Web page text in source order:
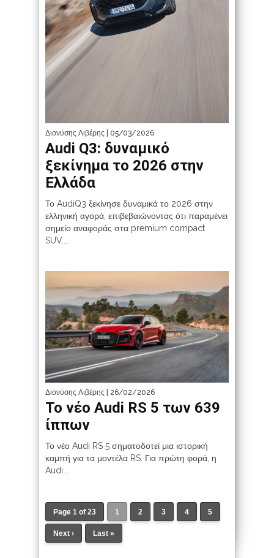
Διονύσης Λιβέρης | 05/03/2026
Audi Q3: δυναμικό
ξεκίνημα το 2026 στην
Ελλάδα
Το AudiQ3 ξεκίνησε δυναμικά το 2026 στην
ελληνική αγορά, επιβεβαιώνοντας ότι παραμένει
σημείο αναφοράς στα premium compact
SUV....
Διονύσης Λιβέρης | 26/02/2026
Το νέο Audi RS 5 των 639
ίππων
Το νέο Audi RS 5 σηματοδοτεί μια ιστορική
καμπή για τα μοντέλα RS. Για πρώτη φορά, η
Audi...
Page 1 of 23 1 2 3 4 5
Next › Last »